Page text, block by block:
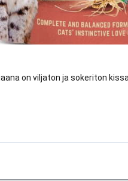
on viljaton ja sokeriton